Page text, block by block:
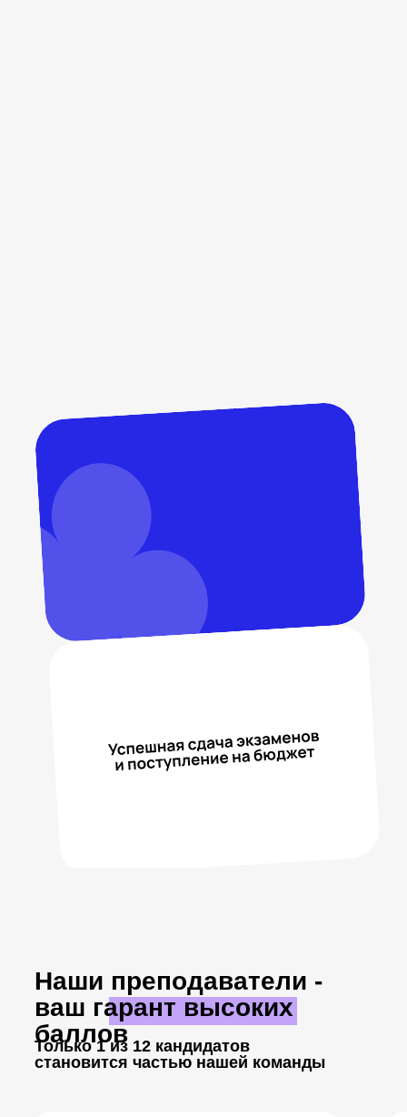
Наши преподаватели -
ваш гарант высоких
баллов
Только 1 из 12 кандидатов
становится частью нашей команды